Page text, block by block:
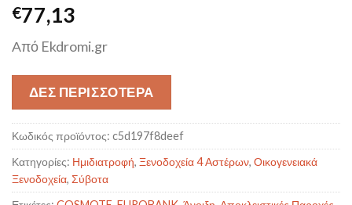
€77,13
Από Ekdromi.gr
ΔΕΣ ΠΕΡΙΣΣΟΤΕΡΑ
Κωδικός προϊόντος: c5d197f8deef
Κατηγορίες: Ημιδιατροφή, Ξενοδοχεία 4 Αστέρων, Οικογενειακά
Ξενοδοχεία, Σύβοτα